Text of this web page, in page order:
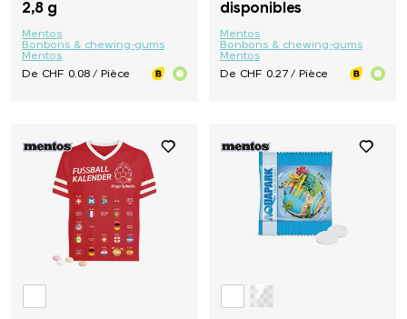
2,8 g
Mentos
Bonbons & chewing-gums
Mentos
De CHF 0.08 / Pièce
disponibles
Mentos
Bonbons & chewing-gums
Mentos
De CHF 0.27 / Pièce
PopSocket®
Pringels
Prodir
Pulltex
Pure Waste